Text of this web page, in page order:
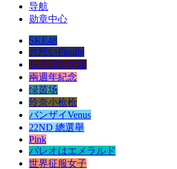
导航
勋章中心
SKE48
片想いFinally
马路须加学园
兩週年紀念
绿茵场
玲奈小枪枪
バンザイVenus
22ND 總選舉
Pink
パレオはエメラルド
世界征服女子